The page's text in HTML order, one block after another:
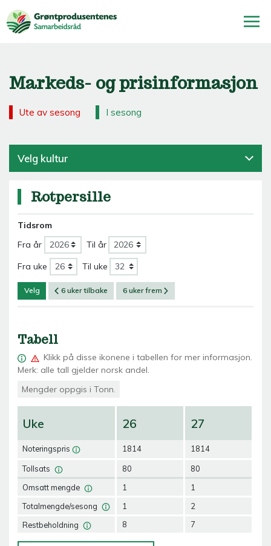
Markeds- og prisinformasjon
Ute av sesong I sesong
Velg kultur
Rotpersille
Tidsrom
Fra år
Til år
Fra uke Til uke
Velg 6 uker tilbake 6 uker frem
Tabell
Klikk på disse ikonene i tabellen for mer informasjon.
Merk: alle tall gjelder norsk andel.
Mengder oppgis i Tonn.
Uke
Noteringspris
Tollsats
Omsatt mengde
Totalmengde/sesong
Restbeholdning
26
1814
80
1
1
8
27
1814
80
1
2
7